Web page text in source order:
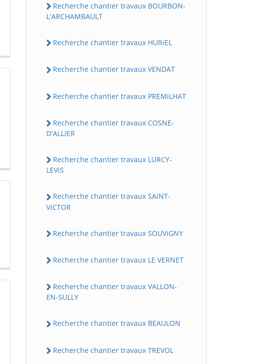
Recherche chantier travaux BOURBON-
L'ARCHAMBAULT
Recherche chantier travaux HURiEL
Recherche chantier travaux VENDAT
Recherche chantier travaux PREMiLHAT
Recherche chantier travaux COSNE-
D'ALLiER
Recherche chantier travaux LURCY-
LEViS
Recherche chantier travaux SAiNT-
ViCTOR
Recherche chantier travaux SOUViGNY
Recherche chantier travaux LE VERNET
Recherche chantier travaux VALLON-
EN-SULLY
Recherche chantier travaux BEAULON
Recherche chantier travaux TREVOL